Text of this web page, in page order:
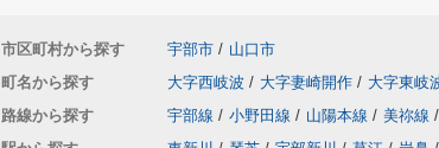
市区町村から探す 宇部市 / 山口市
町名から探す
大字西岐波 / 大字妻崎開作 / 大字東岐
路線から探す
宇部線 / 小野田線 / 山陽本線 / 美祢線 /